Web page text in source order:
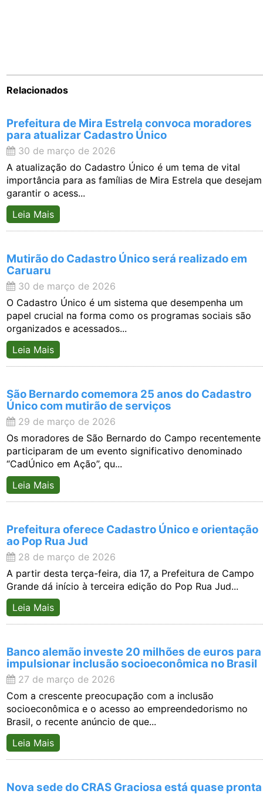
Relacionados
Prefeitura de Mira Estrela convoca moradores
para atualizar Cadastro Único
30 de março de 2026
A atualização do Cadastro Único é um tema de vital
importância para as famílias de Mira Estrela que desejam
garantir o acess...
Leia Mais
Mutirão do Cadastro Único será realizado em
Caruaru
30 de março de 2026
O Cadastro Único é um sistema que desempenha um
papel crucial na forma como os programas sociais são
organizados e acessados...
Leia Mais
São Bernardo comemora 25 anos do Cadastro
Único com mutirão de serviços
29 de março de 2026
Os moradores de São Bernardo do Campo recentemente
participaram de um evento significativo denominado
“CadÚnico em Ação”, qu...
Leia Mais
Prefeitura oferece Cadastro Único e orientação
ao Pop Rua Jud
28 de março de 2026
A partir desta terça-feira, dia 17, a Prefeitura de Campo
Grande dá início à terceira edição do Pop Rua Jud...
Leia Mais
Banco alemão investe 20 milhões de euros para
impulsionar inclusão socioeconômica no Brasil
27 de março de 2026
Com a crescente preocupação com a inclusão
socioeconômica e o acesso ao empreendedorismo no
Brasil, o recente anúncio de que...
Leia Mais
Nova sede do CRAS Graciosa está quase pronta